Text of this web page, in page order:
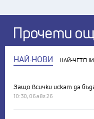
Прочети
НАЙ-НОВИ НАЙ-ЧЕТЕНИ
Защо всички искат да
10:30, 06 авг 26